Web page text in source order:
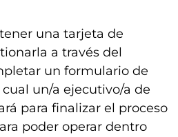
una tarjeta de
a través del
un formulario de
un/a ejecutivo/a de
para finalizar el proceso
poder operar dentro